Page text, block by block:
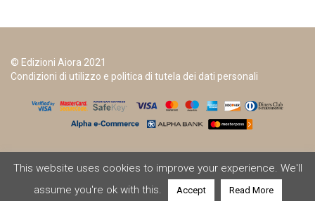
© Edizioni Aiora 2021
Condizioni di utilizzo e politica di tutela dei dati personali
This website uses cookies to improve your experience. We'll
assume you're ok with this.
Accept Read More